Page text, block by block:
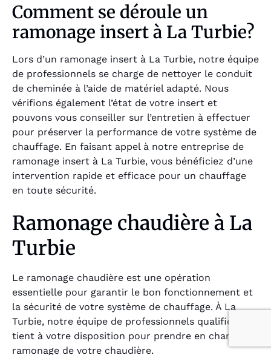
Comment se déroule un
ramonage insert à La Turbie?
Lors d’un ramonage insert à La Turbie, notre équipe
de professionnels se charge de nettoyer le conduit
de cheminée à l’aide de matériel adapté. Nous
vérifions également l’état de votre insert et
pouvons vous conseiller sur l’entretien à effectuer
pour préserver la performance de votre système de
chauffage. En faisant appel à notre entreprise de
ramonage insert à La Turbie, vous bénéficiez d’une
intervention rapide et efficace pour un chauffage
en toute sécurité.
Ramonage chaudière à La
Turbie
Le ramonage chaudière est une opération
essentielle pour garantir le bon fonctionnement et
la sécurité de votre système de chauffage. À La
Turbie, notre équipe de professionnels qualifiés se
tient à votre disposition pour prendre en charge le
ramonage de votre chaudière.